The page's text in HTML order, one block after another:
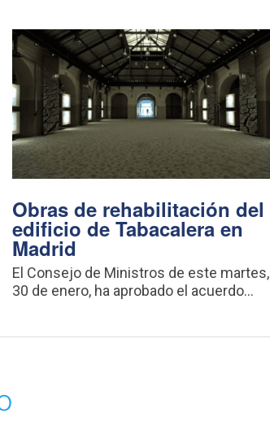
Obras de rehabilitación del
edificio de Tabacalera en
Madrid
El Consejo de Ministros de este martes,
30 de enero, ha aprobado el acuerdo...